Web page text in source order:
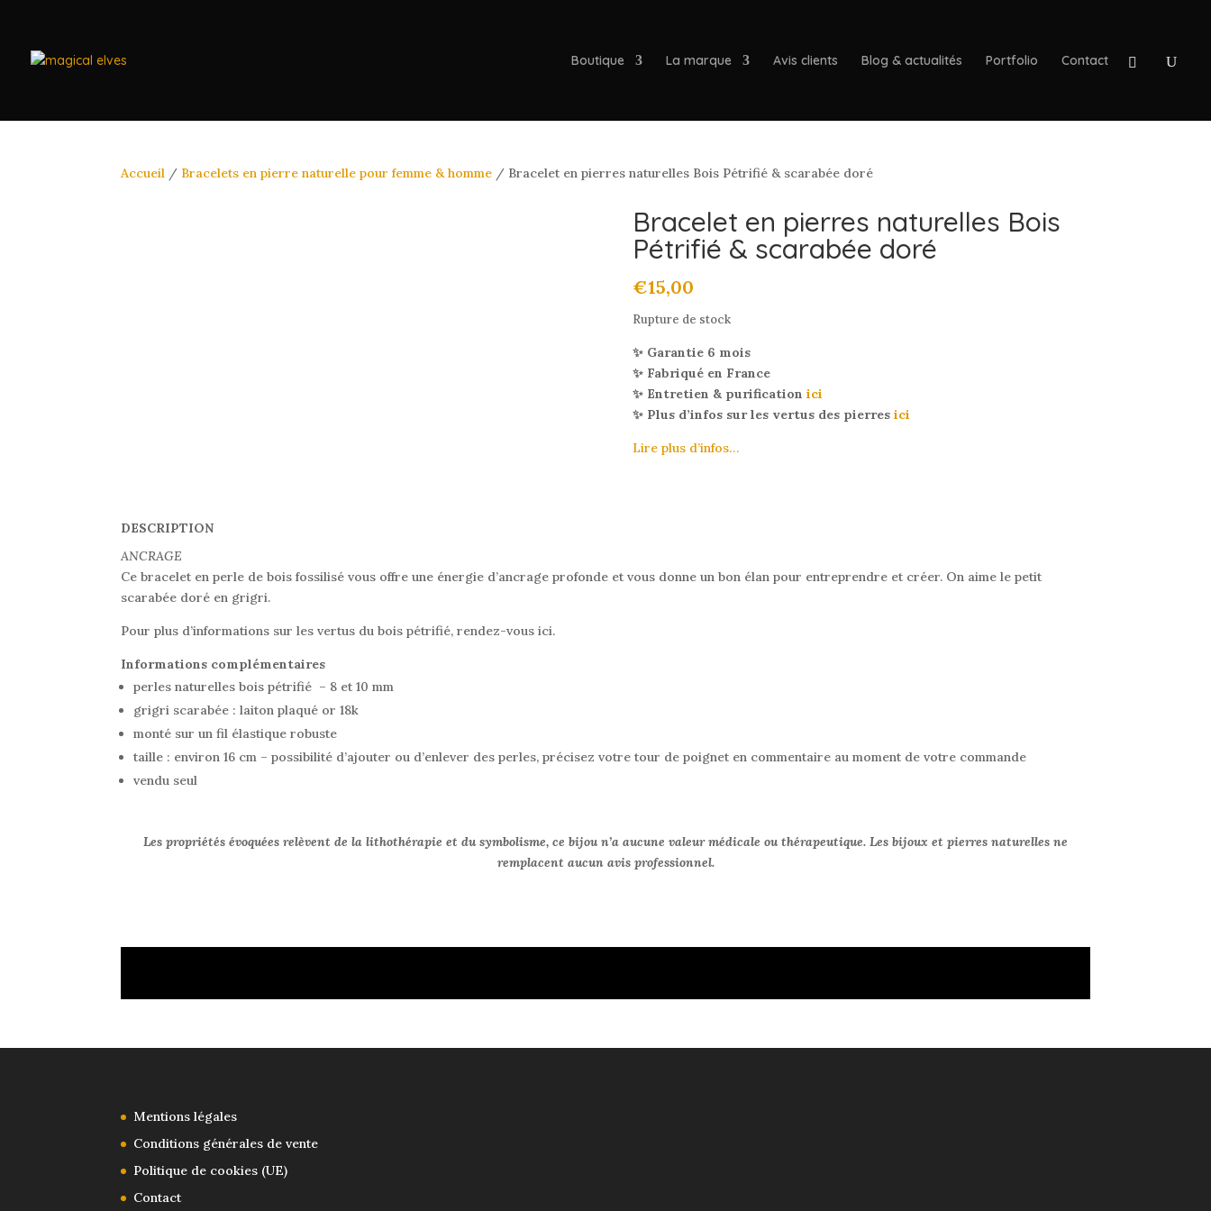
Boutique La marque Avis clients Blog & actualités Portfolio Contact
Accueil / Bracelets en pierre naturelle pour femme & homme / Bracelet en pierres naturelles Bois Pétrifié & scarabée doré
Bracelet en pierres naturelles Bois
Pétrifié & scarabée doré
€15,00
Rupture de stock
✨ Garantie 6 mois
✨ Fabriqué en France
✨ Entretien & purification ici
✨ Plus d’infos sur les vertus des pierresici
Lire plus d’infos…
DESCRIPTION
ANCRAGE
Ce bracelet en perle de bois fossilisé vous offre une énergie d’ancrage profonde et vous donne un bon élan pour entreprendre et créer. On aime le petit
scarabée doré en grigri.
Pour plus d’informations sur les vertus du bois pétrifié,rendez-vous ici.
Informations complémentaires
perles naturelles bois pétrifié – 8 et 10 mm
grigri scarabée : laiton plaqué or 18k
monté sur un fil élastique robuste
taille : environ 16 cm – possibilité d’ajouter ou d’enlever des perles, précisez votre tour de poignet en commentaire au moment de votre commande
vendu seul
Les propriétés évoquées relèvent de la lithothérapie et du symbolisme, ce bijou n’a aucune valeur médicale ou thérapeutique. Les bijoux et pierres naturelles ne
remplacent aucun avis professionnel.
Mentions légales
Conditions générales de vente
Politique de cookies (UE)
Contact